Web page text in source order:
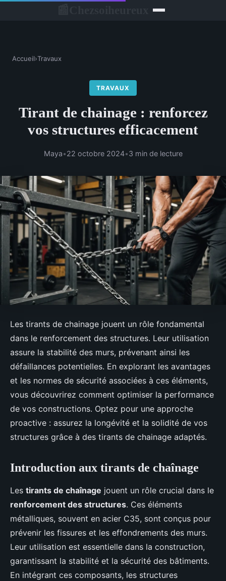
Accueil›Travaux
TRAVAUX
Tirant de chainage : renforcez
vos structures efficacement
Maya•22 octobre 2024•3 min de lecture
Les tirants de chainage jouent un rôle fondamental
dans le renforcement des structures. Leur utilisation
assure la stabilité des murs, prévenant ainsi les
défaillances potentielles. En explorant les avantages
et les normes de sécurité associées à ces éléments,
vous découvrirez comment optimiser la performance
de vos constructions. Optez pour une approche
proactive : assurez la longévité et la solidité de vos
structures grâce à des tirants de chainage adaptés.
Introduction aux tirants de chaînage
Les tirants de chaînage jouent un rôle crucial dans le
renforcement des structures. Ces éléments
métalliques, souvent en acier C35, sont conçus pour
prévenir les fissures et les effondrements des murs.
Leur utilisation est essentielle dans la construction,
garantissant la stabilité et la sécurité des bâtiments.
En intégrant ces composants, les structures